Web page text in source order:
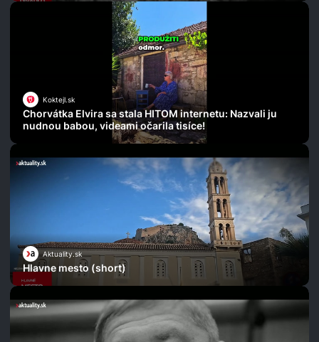
Koktejl.sk
Chorvátka Elvira sa stala HITOM internetu: Nazvali ju
nudnou babou, videami očarila tisíce!
Aktuality.sk
Hlavne mesto (short)